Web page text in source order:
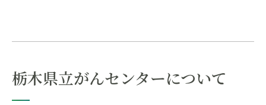
栃木県立がんセンターについて